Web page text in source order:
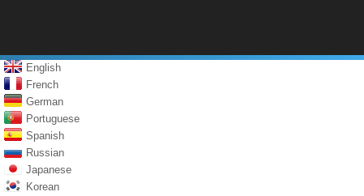
English
French
German
Portuguese
Spanish
Russian
Japanese
Korean